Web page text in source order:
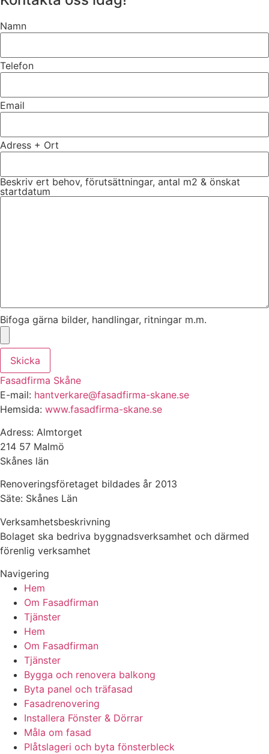
Namn
Telefon
Email
Adress + Ort
Beskriv ert behov, förutsättningar, antal m2 & önskat
startdatum
Bifoga gärna bilder, handlingar, ritningar m.m.
Skicka
Fasadfirma Skåne
E-mail: hantverkare@fasadfirma-skane.se
Hemsida: www.fasadfirma-skane.se
Adress: Almtorget
214 57 Malmö
Skånes län
Renoveringsföretaget bildades år 2013
Säte: Skånes Län
Verksamhetsbeskrivning
Bolaget ska bedriva byggnadsverksamhet och därmed
förenlig verksamhet
Navigering
Hem
Om Fasadfirman
Tjänster
Hem
Om Fasadfirman
Tjänster
Bygga och renovera balkong
Byta panel och träfasad
Fasadrenovering
Installera Fönster & Dörrar
Måla om fasad
Plåtslageri och byta fönsterbleck